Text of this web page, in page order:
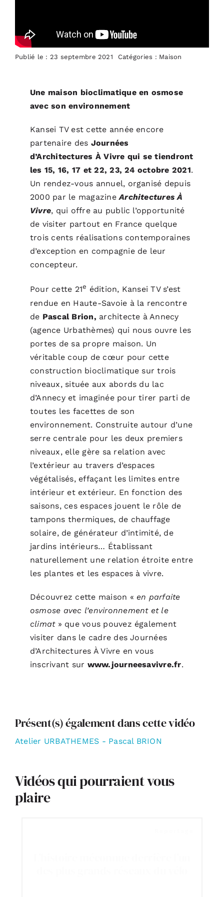
Publié le : 23 septembre 2021 Catégories : Maison
Une maison bioclimatique en osmose
avec son environnement
Kansei TV est cette année encore
partenaire des Journées
d’Architectures À Vivre qui se tiendront
les 15, 16, 17 et 22, 23, 24 octobre 2021.
Un rendez-vous annuel, organisé depuis
2000 par le magazineArchitecturesÀ
Vivre, qui offre au public l’opportunité
de visiter partout en France quelque
trois cents réalisations contemporaines
d’exception en compagnie de leur
concepteur.
Pour cette 21e édition, Kansei TV s’est
rendue en Haute-Savoie à la rencontre
de Pascal Brion, architecte à Annecy
(agence Urbathèmes) qui nous ouvre les
portes de sa propre maison. Un
véritable coup de cœur pour cette
construction bioclimatique sur trois
niveaux, située aux abords du lac
d’Annecy et imaginée pour tirer parti de
toutes les facettes de son
environnement. Construite autour d’une
serre centrale pour les deux premiers
niveaux, elle gère sa relation avec
l’extérieur au travers d’espaces
végétalisés, effaçant les limites entre
intérieur et extérieur. En fonction des
saisons, ces espaces jouent le rôle de
tampons thermiques, de chauffage
solaire, de générateur d’intimité, de
jardins intérieurs… Établissant
naturellement une relation étroite entre
les plantes et les espaces à vivre.
Découvrez cette maison « en parfaite
osmose avec l’environnement et le
climat » que vous pouvez également
visiter dans le cadre des Journées
d’Architectures À Vivre en vous
inscrivant sur www.journeesavivre.fr.
Présent(s) également dans cette vidéo
Atelier URBATHEMES - Pascal BRION
Vidéos qui pourraient vous
plaire
S’ABONNER
CONTACT